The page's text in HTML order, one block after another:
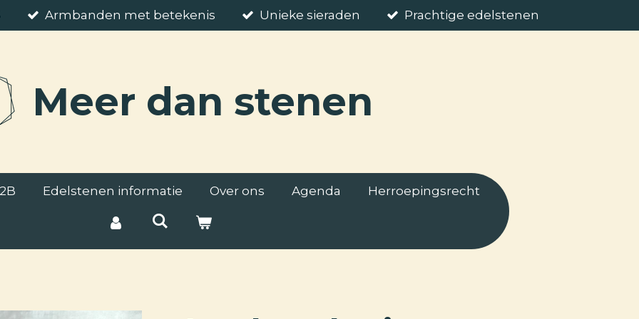
Armbanden met betekenis Unieke sieraden Prachtige edelstenen
Meer dan stenen
Edelstenen informatie Over ons Agenda Herroepingsrecht